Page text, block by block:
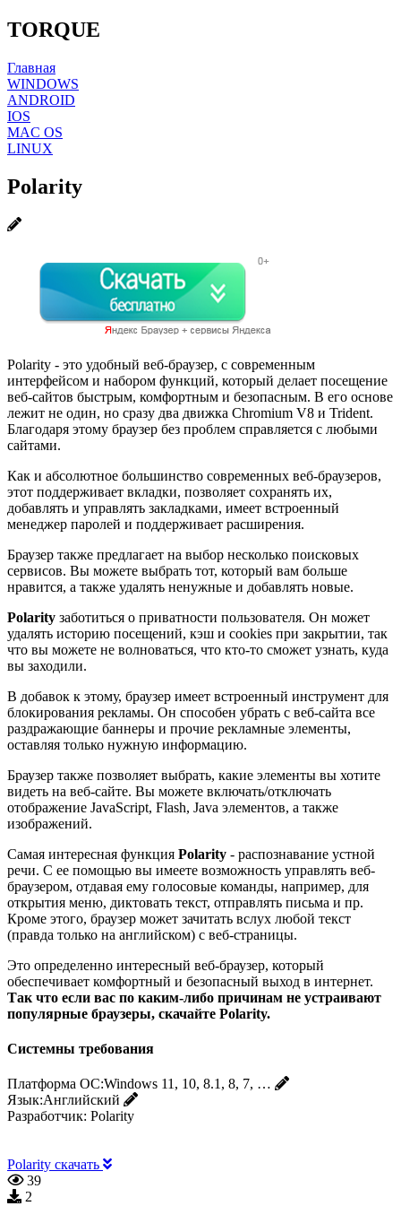
TORQUE
Главная
WINDOWS
ANDROID
IOS
MAC OS
LINUX
Polarity
Polarity - это удобный веб-браузер, с современным
интерфейсом и набором функций, который делает посещение
веб-сайтов быстрым, комфортным и безопасным. В его основе
лежит не один, но сразу два движка Chromium V8 и Trident.
Благодаря этому браузер без проблем справляется с любыми
сайтами.
Как и абсолютное большинство современных веб-браузеров,
этот поддерживает вкладки, позволяет сохранять их,
добавлять и управлять закладками, имеет встроенный
менеджер паролей и поддерживает расширения.
Браузер также предлагает на выбор несколько поисковых
сервисов. Вы можете выбрать тот, который вам больше
нравится, а также удалять ненужные и добавлять новые.
Polarity заботиться о приватности пользователя. Он может
удалять историю посещений, кэш и cookies при закрытии, так
что вы можете не волноваться, что кто-то сможет узнать, куда
вы заходили.
В добавок к этому, браузер имеет встроенный инструмент для
блокирования рекламы. Он способен убрать с веб-сайта все
раздражающие баннеры и прочие рекламные элементы,
оставляя только нужную информацию.
Браузер также позволяет выбрать, какие элементы вы хотите
видеть на веб-сайте. Вы можете включать/отключать
отображение JavaScript, Flash, Java элементов, а также
изображений.
Самая интересная функция Polarity - распознавание устной
речи. С ее помощью вы имеете возможность управлять веб-
браузером, отдавая ему голосовые команды, например, для
открытия меню, диктовать текст, отправлять письма и пр.
Кроме этого, браузер может зачитать вслух любой текст
(правда только на английском) с веб-страницы.
Это определенно интересный веб-браузер, который
обеспечивает комфортный и безопасный выход в интернет.
Так что если вас по каким-либо причинам не устраивают
популярные браузеры, скачайте Polarity.
Системны требования
Платформа ОС:Windows 11, 10, 8.1, 8, 7, …
Язык:Английский
Разработчик: Polarity
Polarity скачать
39
2